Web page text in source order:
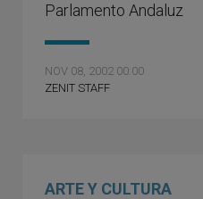
Parlamento Andaluz
NOV 08, 2002 00:00
ZENIT STAFF
ARTE Y CULTURA